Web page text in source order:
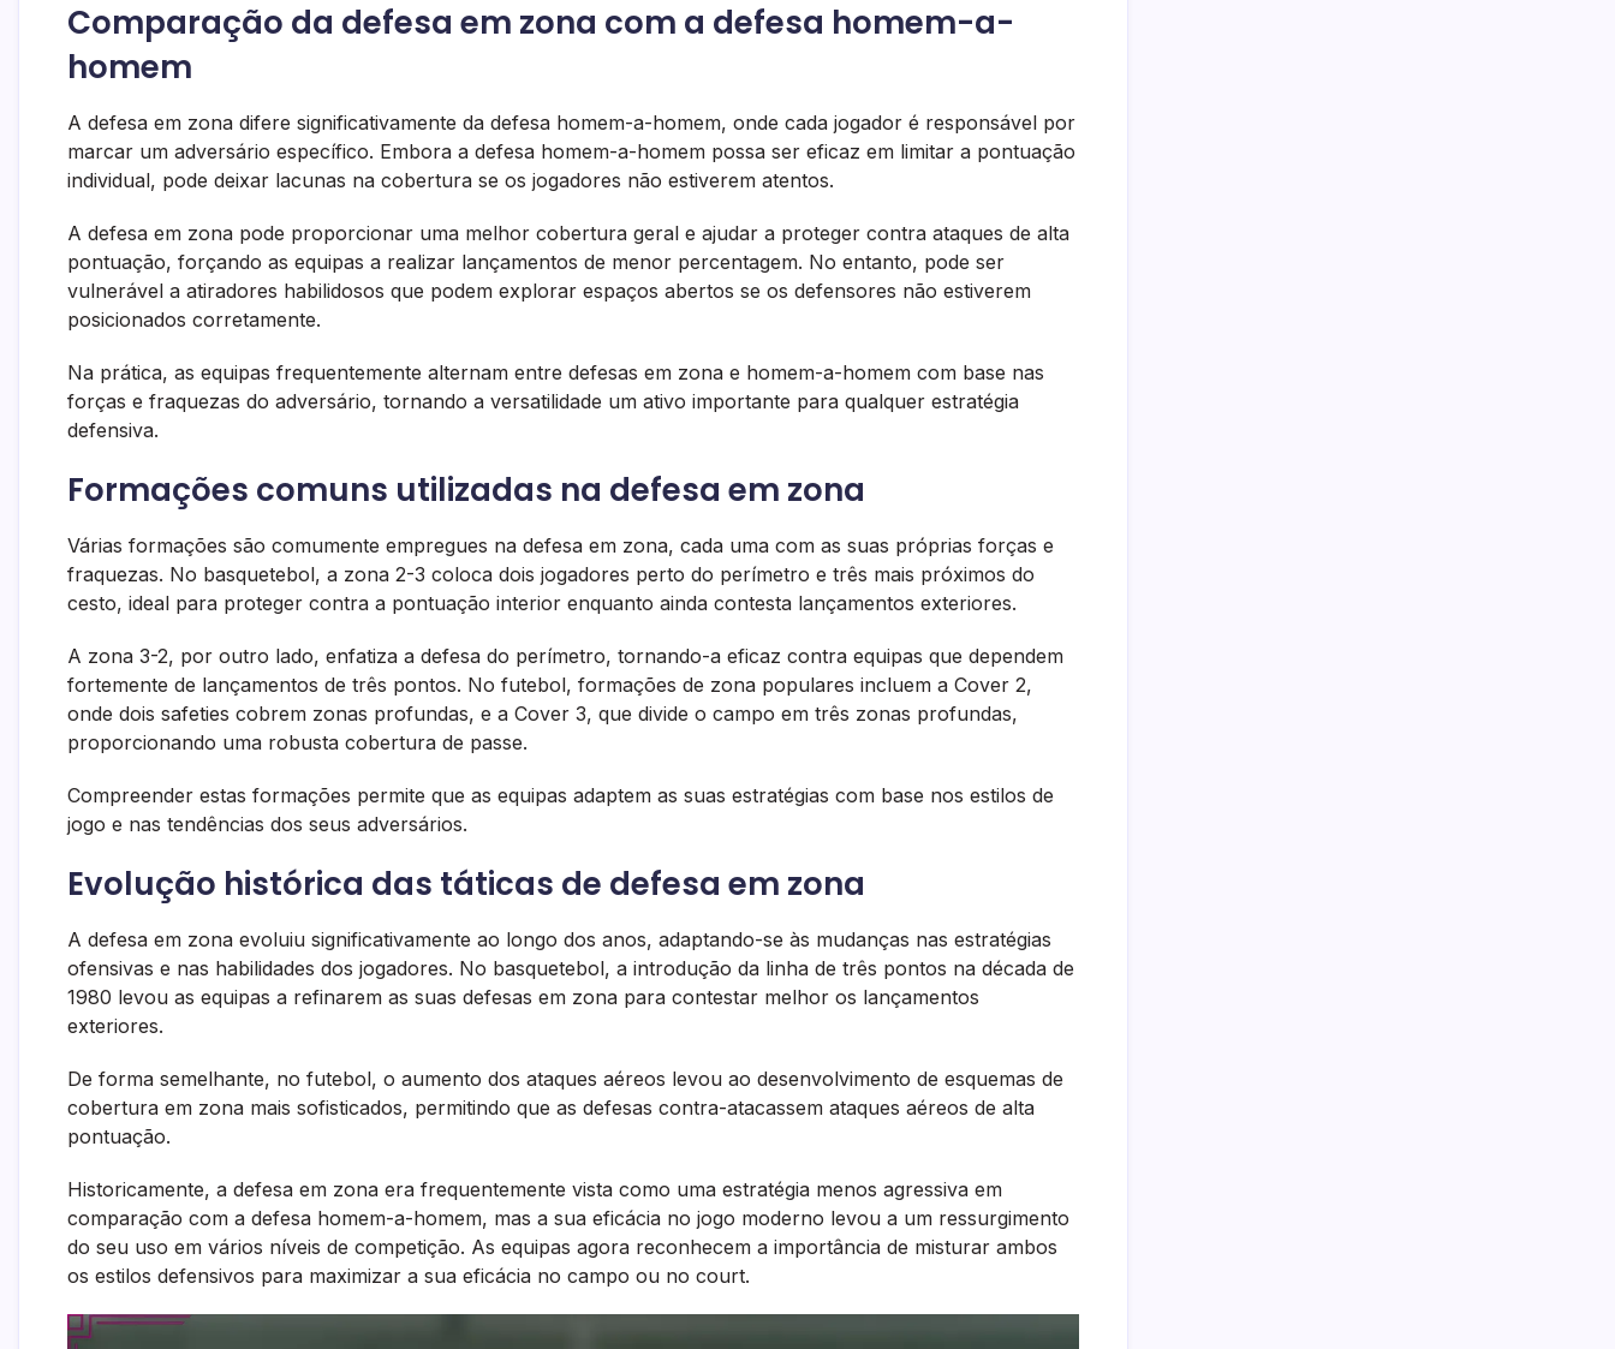
Comparação da defesa em zona com a defesa homem-a-
homem
A defesa em zona difere significativamente da defesa homem-a-homem, onde cada jogador é responsável por
marcar um adversário específico. Embora a defesa homem-a-homem possa ser eficaz em limitar a pontuação
individual, pode deixar lacunas na cobertura se os jogadores não estiverem atentos.
A defesa em zona pode proporcionar uma melhor cobertura geral e ajudar a proteger contra ataques de alta
pontuação, forçando as equipas a realizar lançamentos de menor percentagem. No entanto, pode ser
vulnerável a atiradores habilidosos que podem explorar espaços abertos se os defensores não estiverem
posicionados corretamente.
Na prática, as equipas frequentemente alternam entre defesas em zona e homem-a-homem com base nas
forças e fraquezas do adversário, tornando a versatilidade um ativo importante para qualquer estratégia
defensiva.
Formações comuns utilizadas na defesa em zona
Várias formações são comumente empregues na defesa em zona, cada uma com as suas próprias forças e
fraquezas. No basquetebol, a zona 2-3 coloca dois jogadores perto do perímetro e três mais próximos do
cesto, ideal para proteger contra a pontuação interior enquanto ainda contesta lançamentos exteriores.
A zona 3-2, por outro lado, enfatiza a defesa do perímetro, tornando-a eficaz contra equipas que dependem
fortemente de lançamentos de três pontos. No futebol, formações de zona populares incluem a Cover 2,
onde dois safeties cobrem zonas profundas, e a Cover 3, que divide o campo em três zonas profundas,
proporcionando uma robusta cobertura de passe.
Compreender estas formações permite que as equipas adaptem as suas estratégias com base nos estilos de
jogo e nas tendências dos seus adversários.
Evolução histórica das táticas de defesa em zona
A defesa em zona evoluiu significativamente ao longo dos anos, adaptando-se às mudanças nas estratégias
ofensivas e nas habilidades dos jogadores. No basquetebol, a introdução da linha de três pontos na década de
1980 levou as equipas a refinarem as suas defesas em zona para contestar melhor os lançamentos
exteriores.
De forma semelhante, no futebol, o aumento dos ataques aéreos levou ao desenvolvimento de esquemas de
cobertura em zona mais sofisticados, permitindo que as defesas contra-atacassem ataques aéreos de alta
pontuação.
Historicamente, a defesa em zona era frequentemente vista como uma estratégia menos agressiva em
comparação com a defesa homem-a-homem, mas a sua eficácia no jogo moderno levou a um ressurgimento
do seu uso em vários níveis de competição. As equipas agora reconhecem a importância de misturar ambos
os estilos defensivos para maximizar a sua eficácia no campo ou no court.